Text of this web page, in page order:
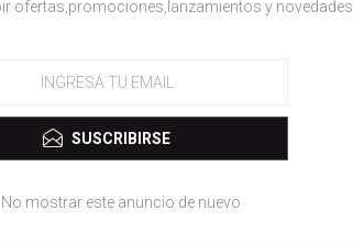
ofertas,promociones,lanzamientos y
SUSCRIBIRSE
No mostrar este anuncio de nuevo